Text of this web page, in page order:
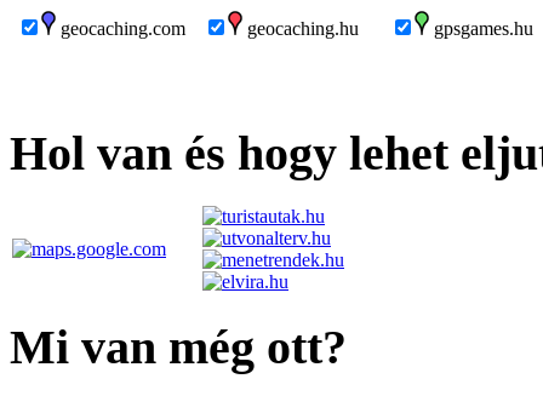
geocaching.com geocaching.hu gpsgames.hu
Hol van és hogy lehet
Mi van még ott?